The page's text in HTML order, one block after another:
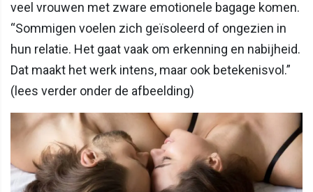
veel vrouwen met zware emotionele bagage komen.
“Sommigen voelen zich geïsoleerd of ongezien in
hun relatie. Het gaat vaak om erkenning en nabijheid.
Dat maakt het werk intens, maar ook betekenisvol.”
(lees verder onder de afbeelding)